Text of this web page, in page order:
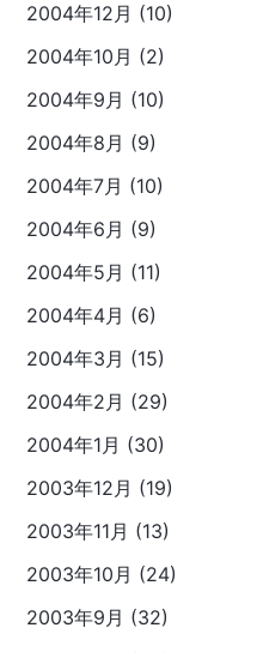
2004年12月 (10)
2004年10月 (2)
2004年9月 (10)
2004年8月 (9)
2004年7月 (10)
2004年6月 (9)
2004年5月 (11)
2004年4月 (6)
2004年3月 (15)
2004年2月 (29)
2004年1月 (30)
2003年12月 (19)
2003年11月 (13)
2003年10月 (24)
2003年9月 (32)